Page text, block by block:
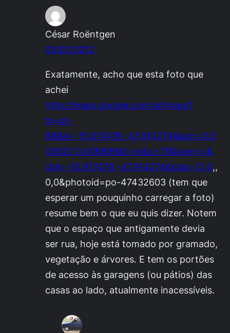
César Roëntgen
03/07/2012
Exatamente, acho que esta foto que
achei
http://maps.google.com.br/maps?
hl=pt-
BR&ll=-15.817478,-47.914274&spn=0.0
05822,0.006899&t=m&z=17&layer=c&
cbll=-15.817478,-47.914274&cbp=12,0,,
0,0&photoid=po-47432603 (tem que
esperar um pouquinho carregar a foto)
resume bem o que eu quis dizer. Notem
que o espaço que antigamente devia
ser rua, hoje está tomado por gramado,
vegetação e árvores. E tem os portões
de acesso às garagens (ou pátios) das
casas ao lado, atualmente inacessíveis.